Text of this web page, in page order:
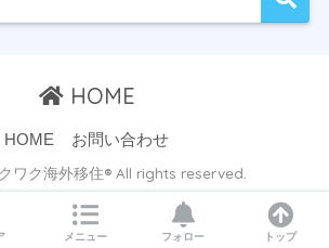
HOME
HOME お問い合わせ
ワク海外移住® All rights reserved.
メニュー フォロー トップ